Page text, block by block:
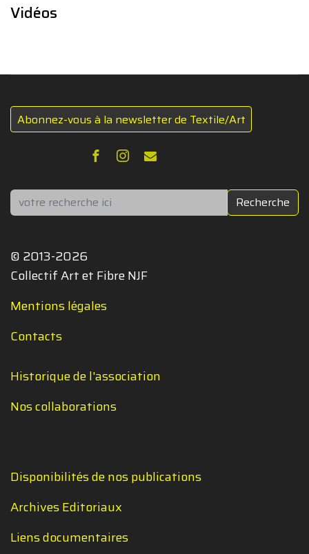
Vidéos
Abonnez-vous à la newsletter de Textile/Art
Rechercher Recherche
© 2013-2026
Collectif Art et Fibre NJF
Mentions légales
Contacts
Historique de l'association
Nos collaborations
Disponibilités de nos publications
Archives Editoriaux
Liens documentaires